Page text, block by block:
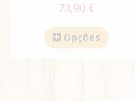
73,90 €
Opções